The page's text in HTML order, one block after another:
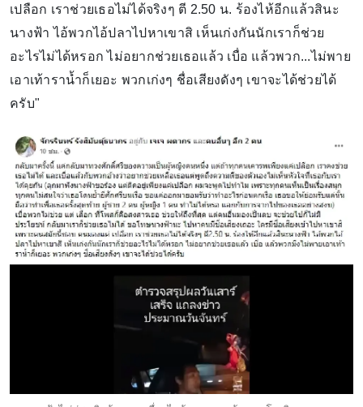
เปลือก เราช่วยเธอไม่ได้จริงๆ ตี 2.50 น. ร้องไห้อีกแล้วสินะ
นางฟ้า ไอ้พวกไอ้ปลาไปหาเขาสิ เห็นเก่งกันนักเราก็ช่วย
อะไรไม่ได้หรอก ไม่อยากช่วยเธอแล้ว เบื่อ แล้วพวก...ไม่พาย
เอาเท้าราน้ำก็เยอะ พวกเก่งๆ ชื่อเสียงดังๆ เขาจะได้ช่วยได้
ครับ"